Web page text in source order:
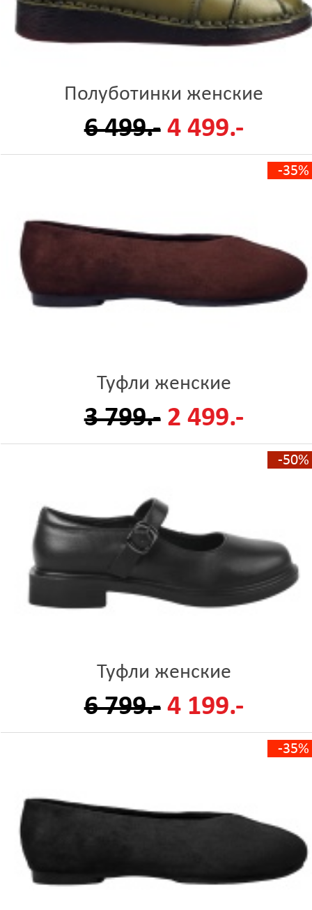
Полуботинки женские
6 499.- 4 499.-
-35%
Туфли женские
3 799.- 2 499.-
-50%
Туфли женские
6 799.- 4 199.-
-35%